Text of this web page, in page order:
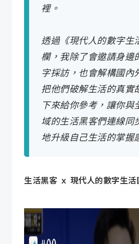
裡。
透過《現代人的數字生
欄，我除了會邀請身邊
字採訪，也會解構國內
把他們破解生活的真實
下來給你參考，讓你與
域的生活黑客們連線同
地升級自己生活的掌握
生活黑客 ｘ 現代人的數字生